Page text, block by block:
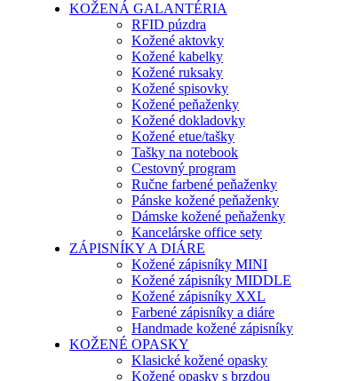
KOŽENÁ GALANTÉRIA
RFID púzdra
Kožené aktovky
Kožené kabelky
Kožené ruksaky
Kožené spisovky
Kožené peňaženky
Kožené dokladovky
Kožené etue/tašky
Tašky na notebook
Cestovný program
Ručne farbené peňaženky
Pánske kožené peňaženky
Dámske kožené peňaženky
Kancelárske office sety
ZÁPISNÍKY A DIÁRE
Kožené zápisníky MINI
Kožené zápisníky MIDDLE
Kožené zápisníky XXL
Farbené zápisníky a diáre
Handmade kožené zápisníky
KOŽENÉ OPASKY
Klasické kožené opasky
Kožené opasky s brzdou